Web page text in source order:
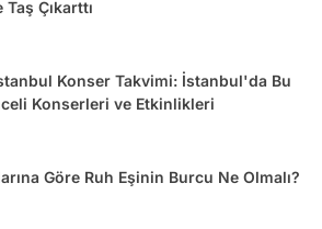
Çıkarttı
Konser Takvimi: İstanbul'da Bu
Konserleri ve Etkinlikleri
Göre Ruh Eşinin Burcu Ne Olmalı?